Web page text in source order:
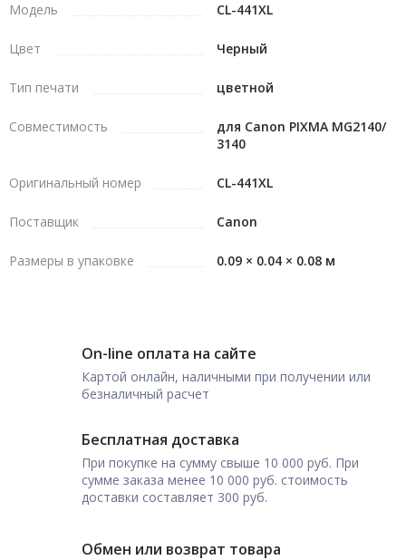
Модель CL-441XL
Цвет Черный
Тип печати цветной
Совместимость
для Canon PIXMA MG2140/
3140
Оригинальный номер CL-441XL
Поставщик Canon
Размеры в упаковке 0.09 × 0.04 × 0.08 м
On-line оплата на сайте
Картой онлайн, наличными при получении или
безналичный расчет
Бесплатная доставка
При покупке на сумму свыше 10 000 руб. При
сумме заказа менее 10 000 руб. стоимость
доставки составляет 300 руб.
Обмен или возврат товара